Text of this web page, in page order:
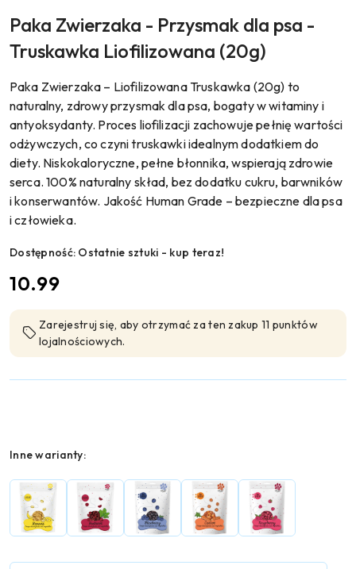
Paka Zwierzaka - Przysmak dla psa -
Truskawka Liofilizowana (20g)
Paka Zwierzaka – Liofilizowana Truskawka (20g) to
naturalny, zdrowy przysmak dla psa, bogaty w witaminy i
antyoksydanty. Proces liofilizacji zachowuje pełnię wartości
odżywczych, co czyni truskawki idealnym dodatkiem do
diety. Niskokaloryczne, pełne błonnika, wspierają zdrowie
serca. 100% naturalny skład, bez dodatku cukru, barwników
i konserwantów. Jakość Human Grade – bezpieczne dla psa
i człowieka.
Dostępność: Ostatnie sztuki - kup teraz!
cena:
10.99
Zarejestruj się, aby otrzymać za ten zakup 11 punktów
lojalnościowych.
Wariant
Inne warianty: